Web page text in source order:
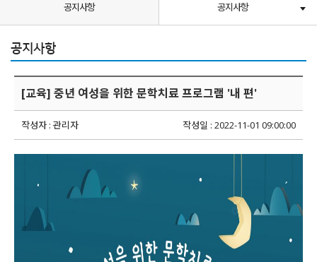
공지사항 공지사항
공지사항
[교육] 중년 여성을 위한 문학치료 프로그램 '내 편'
작성자 : 관리자 작성일 : 2022-11-01 09:00:00